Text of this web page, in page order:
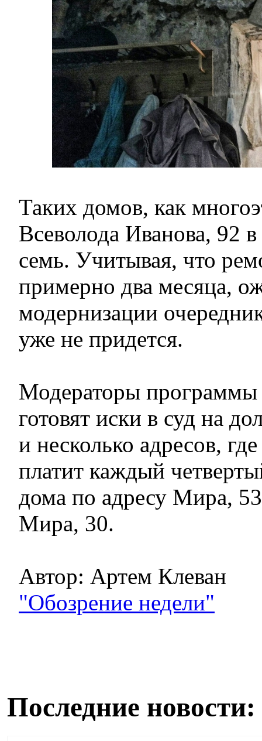
Таких домов, как
Всеволода Иванова, 92
семь. Учитывая, что
примерно два месяца,
модернизации
уже не придется.
Модераторы программы
готовят иски в суд на
и несколько адресов,
платит каждый
дома по адресу Мира,
Мира, 30.
Автор: Артем Клеван
"Обозрение недели"
Последние новости: